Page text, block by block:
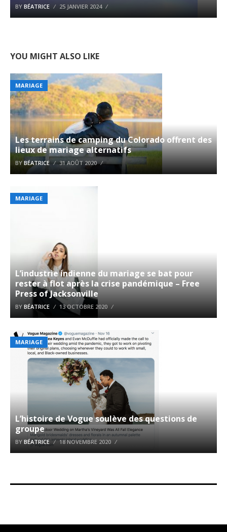
BY BÉATRICE 25 JANVIER 2024
YOU MIGHT ALSO LIKE
MARIAGE
Les terrains de camping du Colorado offrent des
lieux de mariage alternatifs
BYBÉATRICE 31 AOÛT 2020
MARIAGE
L’industrie indienne du mariage se bat pour
rester à flot après la crise pandémique – Free
Press of Jacksonville
BY BÉATRICE 13 OCTOBRE 2020
MARIAGE
L’histoire de Vogue soulève des questions de
groupe
BY BÉATRICE 18 NOVEMBRE 2020